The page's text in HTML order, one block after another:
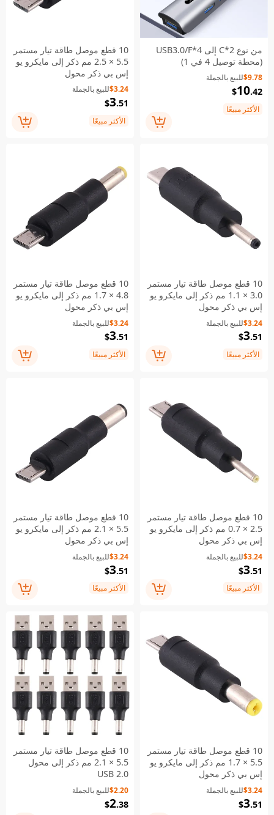
من نوع C*2 إلى USB3.0/F*4
(محطة توصيل 4 في 1)
$9.78للبيع بالجملة
$10.42
الأكثر مبيعًا
10 قطع موصل طاقة تيار مستمر
5.5 × 2.5 مم ذكر إلى مايكرو يو
إس بي ذكر محول
$3.24للبيع بالجملة
$3.51
الأكثر مبيعًا
10 قطع موصل طاقة تيار مستمر
3.0 × 1.1 مم ذكر إلى مايكرو يو
إس بي ذكر محول
$3.24للبيع بالجملة
$3.51
الأكثر مبيعًا
10 قطع موصل طاقة تيار مستمر
4.8 × 1.7 مم ذكر إلى مايكرو يو
إس بي ذكر محول
$3.24للبيع بالجملة
$3.51
الأكثر مبيعًا
10 قطع موصل طاقة تيار مستمر
2.5 × 0.7 مم ذكر إلى مايكرو يو
إس بي ذكر محول
$3.24للبيع بالجملة
$3.51
الأكثر مبيعًا
10 قطع موصل طاقة تيار مستمر
5.5 × 2.1 مم ذكر إلى مايكرو يو
إس بي ذكر محول
$3.24للبيع بالجملة
$3.51
الأكثر مبيعًا
10 قطع موصل طاقة تيار مستمر
5.5 × 1.7 مم ذكر إلى مايكرو يو
إس بي ذكر محول
$3.24للبيع بالجملة
$3.51
10 قطع موصل طاقة تيار مستمر
5.5 × 2.1 مم ذكر إلى محول
USB 2.0
$2.20للبيع بالجملة
$2.38